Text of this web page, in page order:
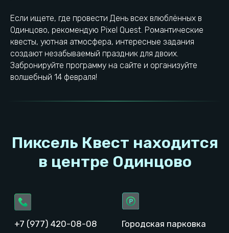
Если ищете, где провести День всех влюблённых в
Одинцово, рекомендую Pixel Quest. Романтические
квесты, уютная атмосфера, интересные задания
создают незабываемый праздник для двоих.
Забронируйте программу на сайте и организуйте
волшебный 14 февраля!
ОГРН: 1195053004101
ИНН: 5032302934
© 2023−2026. Pixel Quest. Все права защищены.
Копирование материалов сайта запрещено